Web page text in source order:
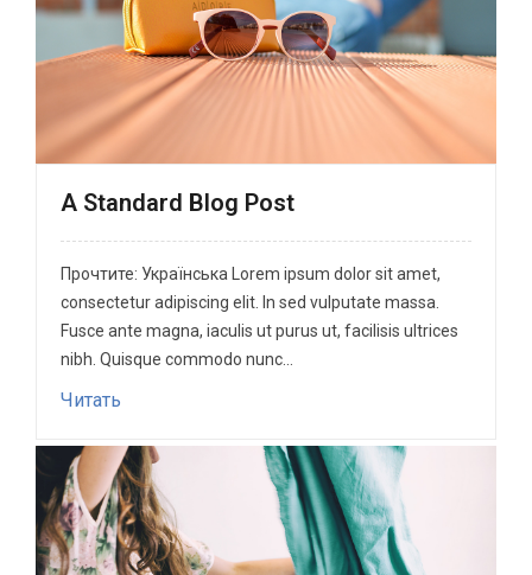
A Standard Blog Post
Прочтите: Українська Lorem ipsum dolor sit amet,
consectetur adipiscing elit. In sed vulputate massa.
Fusce ante magna, iaculis ut purus ut, facilisis ultrices
nibh. Quisque commodo nunc...
Читать